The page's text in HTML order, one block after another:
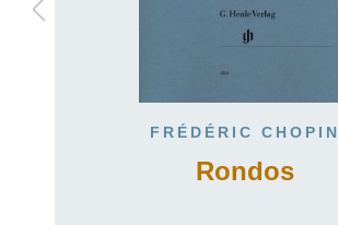
FRÉDÉRIC CHOPIN
Rondos